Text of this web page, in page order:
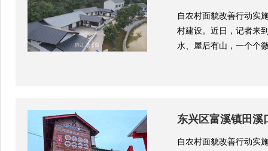
治”新画卷
自农村面貌改善行动实
村建设。近日，记者来
水、屋后有山，一个个
东兴区富溪镇田溪
自农村面貌改善行动实